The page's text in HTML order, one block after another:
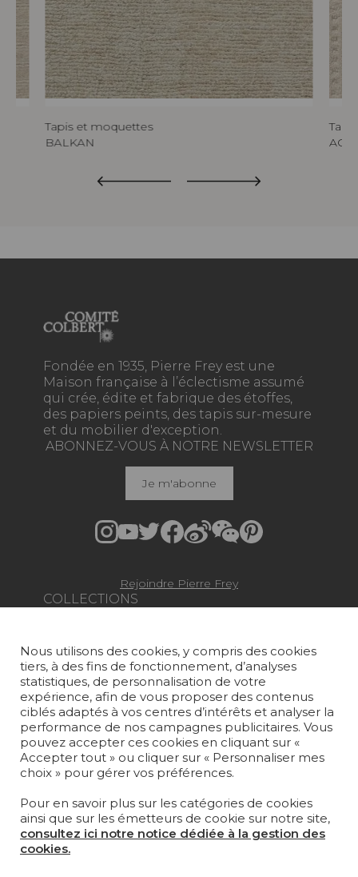
Tapis et moquettes
BALKAN
Fondée en 1935, Pierre Frey est une
Maison française à l’éclectisme assumé
qui crée, édite et fabrique des étoffes,
des papiers peints, des tapis sur-mesure
et du mobilier d'exception.
COLLECTIONS
PAPIERS PEINTS
TAPIS ET MOQUETTES
MOBILIER
PROJETS
SUR-MESURE
MAGAZINE
LA MAISON
ABONNEZ-VOUS À NOTRE NEWSLETTER
Je m'abonne
Rejoindre Pierre Frey
Nous utilisons des cookies, y compris des cookies
tiers, à des fins de fonctionnement, d’analyses
statistiques, de personnalisation de votre
expérience, afin de vous proposer des contenus
ciblés adaptés à vos centres d’intérêts et analyser la
performance de nos campagnes publicitaires. Vous
pouvez accepter ces cookies en cliquant sur «
Accepter tout » ou cliquer sur « Personnaliser mes
choix » pour gérer vos préférences.
Pour en savoir plus sur les catégories de cookies
ainsi que sur les émetteurs de cookie sur notre site,
consultez ici notre notice dédiée à la gestion des
cookies.